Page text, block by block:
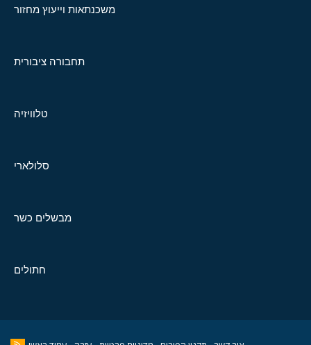
משכנתאות וייעוץ מחזור
תחבורה ציבורית
טלוויזיה
סלולארי
מבשלים כשר
חתולים